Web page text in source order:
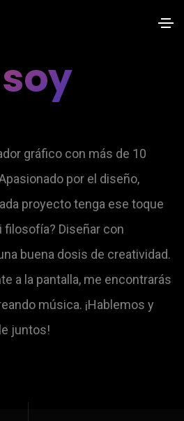
gráfico con más de 10
por el diseño,
proyecto tenga ese toque
filosofía? Diseñar con
buena dosis de creatividad.
a la pantalla, me encontrarás
música. ¡Hablemos y
juntos!